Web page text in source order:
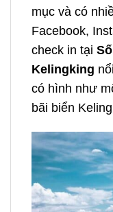
mục và có
Facebook,
check in tại
Kelingking
có hình như
bãi biển